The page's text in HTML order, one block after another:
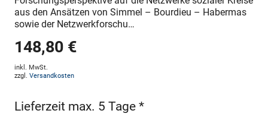
aus den Ansätzen von Simmel – Bourdieu – Habermas
sowie der Netzwerkforschu…
148,80 €
inkl. MwSt.
zzgl. Versandkosten
Lieferzeit max. 5 Tage *